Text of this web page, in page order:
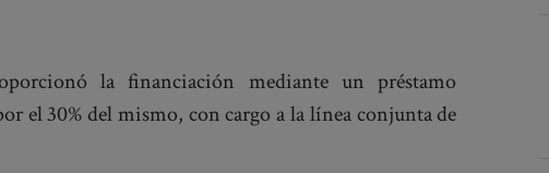
la financiación mediante un préstamo
el 30% del mismo, con cargo a la línea conjunta de